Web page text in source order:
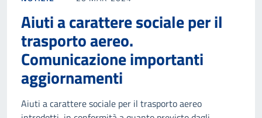
Aiuti a carattere sociale per il
trasporto aereo.
Comunicazione importanti
aggiornamenti
Aiuti a carattere sociale per il trasporto aereo